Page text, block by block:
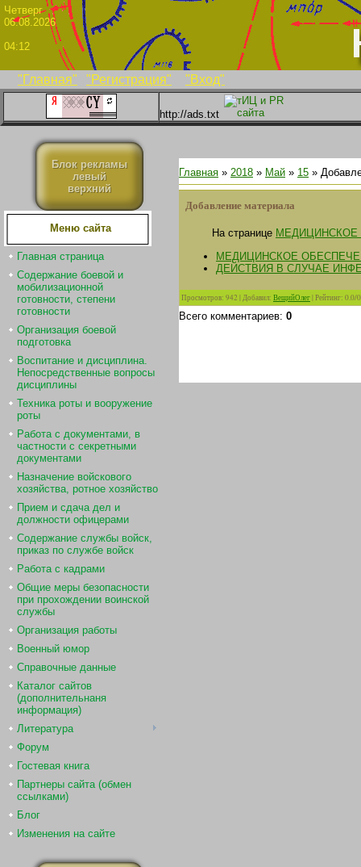
"Главная" "Регистрация" "Вход"
06.08.2026
04:12
http://ads.txt
Блок рекламы
левый
верхний
Меню сайта
Главная страница
Содержание боевой и
мобилизационной
готовности, степени
готовности
Организация боевой
подготовка
Воспитание и дисциплина.
Непосредственные вопросы
дисциплины
Техника роты и вооружение
роты
Работа с документами, в
частности с секретными
документами
Назначение войскового
хозяйства, ротное хозяйство
Прием и сдача дел и
должности офицерами
Содержание службы войск,
приказ по службе войск
Работа с кадрами
Общие меры безопасности
при прохождении воинской
службы
Организация работы
Военный юмор
Справочные данные
Каталог сайтов
(дополнительнаня
информация)
Литература
Форум
Гостевая книга
Партнеры сайта (обмен
ссылками)
Блог
Изменения на сайте
Главная » 2018 » Май » 15 »
Добавление материала
На странице МЕДИЦИНСКОЕ
МЕДИЦИНСКОЕ
ДЕЙСТВИЯ В СЛУЧАЕ
Просмотров: 942 |Добавил: ВещийОлег|Рейтинг: 0.0/0
Всего комментариев: 0